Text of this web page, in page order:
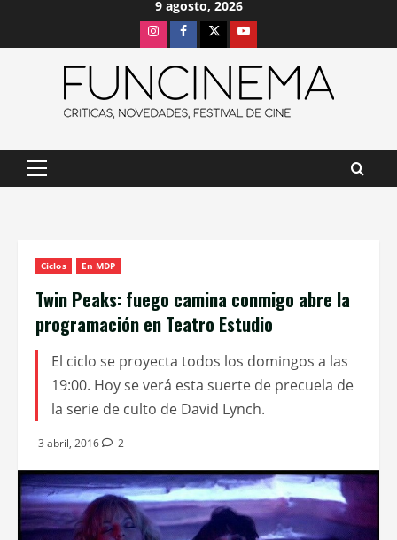
9 agosto, 2026
InstagramFacebook
X Youtube
Menú
Ciclos En MDP
Twin Peaks: fuego camina conmigo abre la
programación en Teatro Estudio
El ciclo se proyecta todos los domingos a las
19:00. Hoy se verá esta suerte de precuela de
la serie de culto de David Lynch.
3 abril, 2016 2